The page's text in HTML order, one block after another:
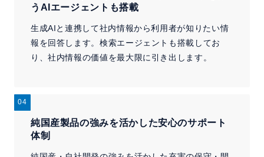
うAIエージェントも搭載
生成AIと連携して社内情報から利用者が知りたい情
報を回答します。検索エージェントも搭載してお
り、社内情報の価値を最大限に引き出します。
04
純国産製品の強みを活かした安心のサポート
体制